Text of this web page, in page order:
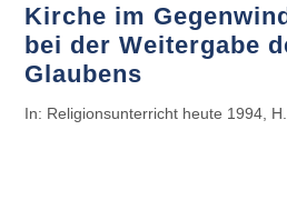
Kirche im
bei der Weitergabe
Glaubens
In: Religionsunterricht heute 1994,